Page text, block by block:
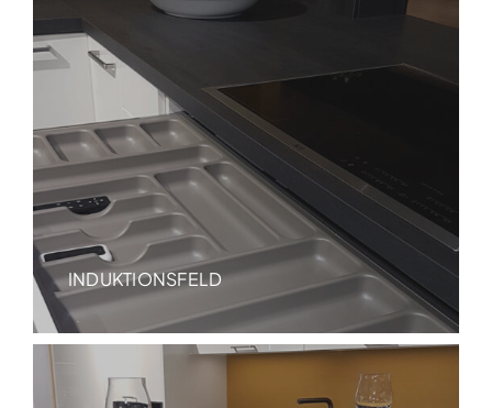
INDUKTIONSFELD